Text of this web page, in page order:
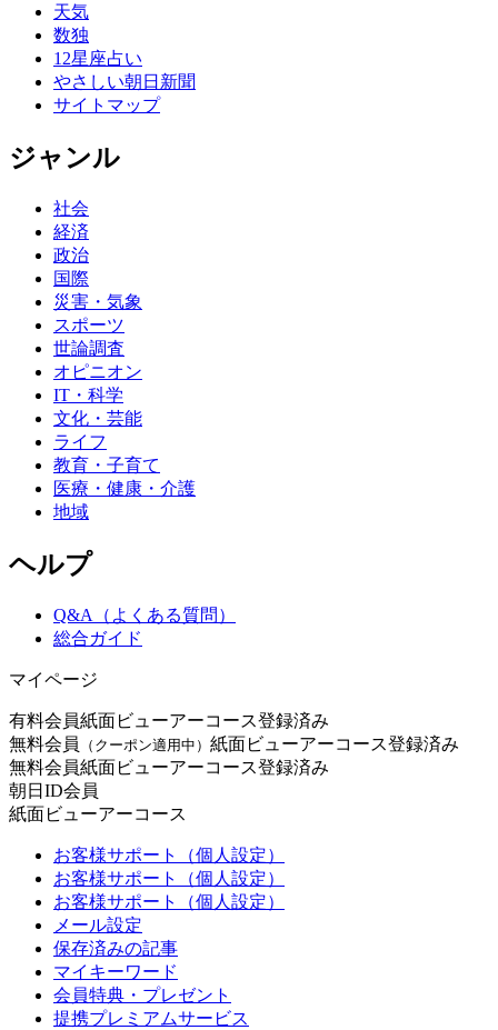
天気
数独
12星座占い
やさしい朝日新聞
サイトマップ
ジャンル
社会
経済
政治
国際
災害・気象
スポーツ
世論調査
オピニオン
IT・科学
文化・芸能
ライフ
教育・子育て
医療・健康・介護
地域
ヘルプ
Q&A（よくある質問）
総合ガイド
マイページ
有料会員紙面ビューアーコース登録済み
無料会員
（クーポン適用中） 紙面ビューアーコース登録済み
無料会員紙面ビューアーコース登録済み
朝日ID会員
紙面ビューアーコース
お客様サポート（個人設定）
お客様サポート（個人設定）
お客様サポート（個人設定）
メール設定
保存済みの記事
マイキーワード
会員特典・プレゼント
提携プレミアムサービス